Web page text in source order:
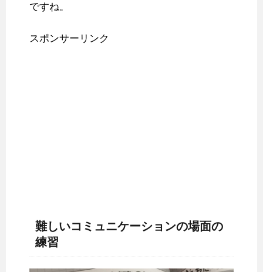
ですね。
スポンサーリンク
難しいコミュニケーションの場面の
練習